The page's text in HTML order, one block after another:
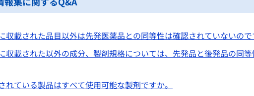
収載された品目以外は先発医薬品との同等性は確認されていないので
収載された以外の成分、製剤規格については、先発品と後発品の同
れている製品はすべて使用可能な製剤ですか。